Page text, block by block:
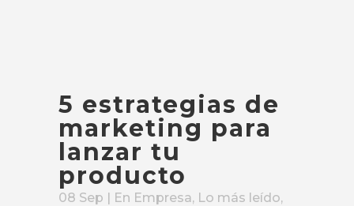
5 estrategias de
marketing para
lanzar tu
producto
08 Sep | En Empresa, Lo más leído,